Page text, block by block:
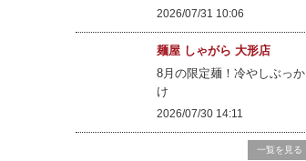
2026/07/31 10:06
麺屋 しゃがら 大形店
8月の限定麺！冷やしぶっか
け
2026/07/30 14:11
一覧を見る